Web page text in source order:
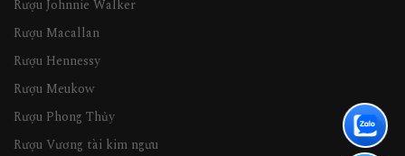
Rượu Johnnie Walker
Rượu Macallan
Rượu Hennessy
Rượu Meukow
Rượu Phong Thủy
Rượu Vương tài kim ngưu